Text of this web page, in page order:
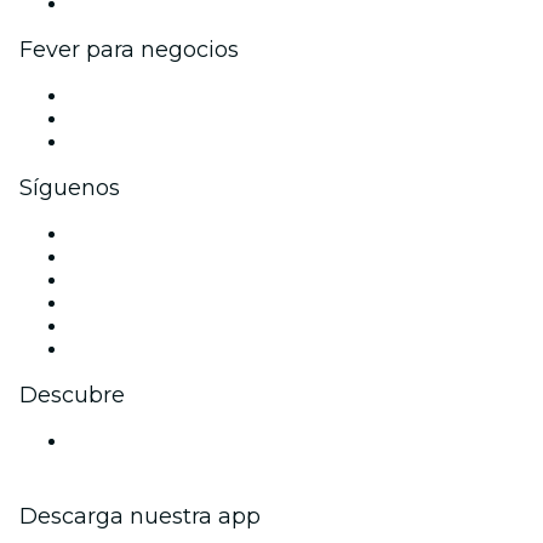
Fever para negocios
Síguenos
Descubre
Descarga nuestra app